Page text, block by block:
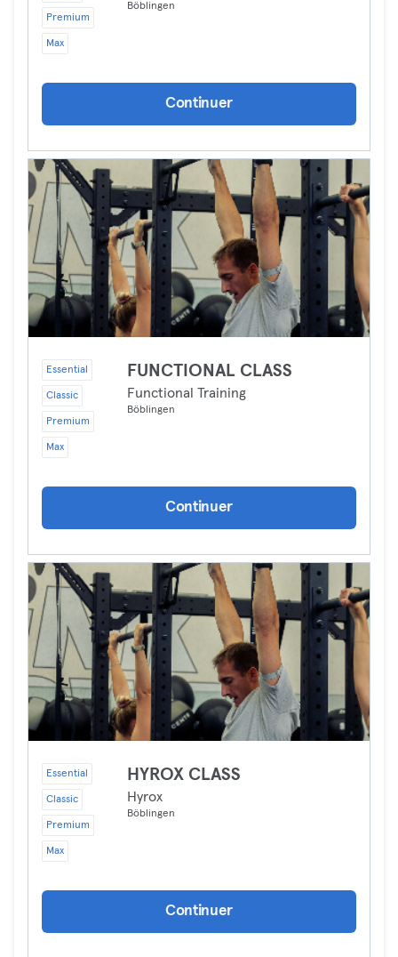
Premium
Max
Böblingen
Continuer
Essential
Classic
Premium
Max
FUNCTIONAL CLASS
Functional Training
Böblingen
Continuer
Essential
Classic
Premium
Max
HYROX CLASS
Hyrox
Böblingen
Continuer